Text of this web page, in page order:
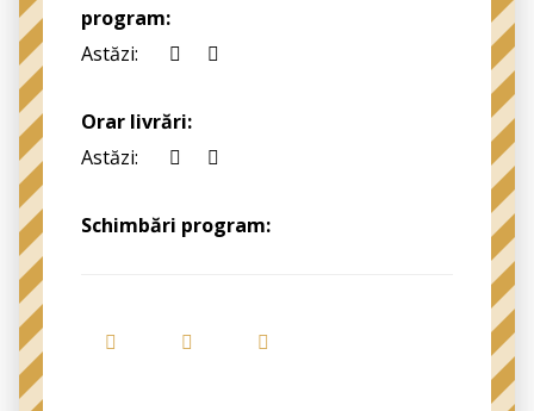
program:
Astăzi:
Orar livrări:
Astăzi:
Schimbări program: